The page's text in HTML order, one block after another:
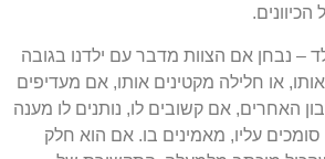
הכיוונים.
– נבחן אם הצוות מדבר עם ילדנו בגובה
או חלילה מקטינים אותו, אם מעדיפים
האחרים, אם קשובים לו, נותנים לו מענה
עליו, מאמינים בו. אם הוא חלק